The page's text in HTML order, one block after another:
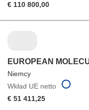
€ 110 800,00
EUROPEAN
Niemcy
Wkład UE netto
€ 51 411,25